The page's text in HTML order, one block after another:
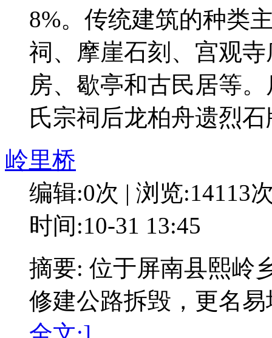
8%。传统建筑的种类
祠、摩崖石刻、宫观
房、歇亭和古民居等
氏宗祠后龙柏舟遗烈
岭里桥
编辑:0次 | 浏览:14113
时间:10-31 13:45
摘要: 位于屏南县熙岭
修建公路拆毁，更名